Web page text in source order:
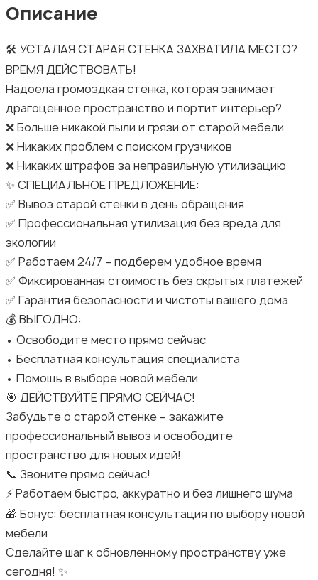
Описание
🛠️ УСТАЛАЯ СТАРАЯ СТЕНКА ЗАХВАТИЛА МЕСТО?
ВРЕМЯ ДЕЙСТВОВАТЬ!
Надоела громоздкая стенка, которая занимает
драгоценное пространство и портит интерьер?
❌ Больше никакой пыли и грязи от старой мебели
❌ Никаких проблем с поиском грузчиков
❌ Никаких штрафов за неправильную утилизацию
✨ СПЕЦИАЛЬНОЕ ПРЕДЛОЖЕНИЕ:
✅ Вывоз старой стенки в день обращения
✅ Профессиональная утилизация без вреда для
экологии
✅ Работаем 24/7 – подберем удобное время
✅ Фиксированная стоимость без скрытых платежей
✅ Гарантия безопасности и чистоты вашего дома
💰 ВЫГОДНО:
• Освободите место прямо сейчас
• Бесплатная консультация специалиста
• Помощь в выборе новой мебели
🎯 ДЕЙСТВУЙТЕ ПРЯМО СЕЙЧАС!
Забудьте о старой стенке – закажите
профессиональный вывоз и освободите
пространство для новых идей!
📞 Звоните прямо сейчас!
⚡ Работаем быстро, аккуратно и без лишнего шума
🎁 Бонус: бесплатная консультация по выбору новой
мебели
Сделайте шаг к обновленному пространству уже
сегодня! ✨